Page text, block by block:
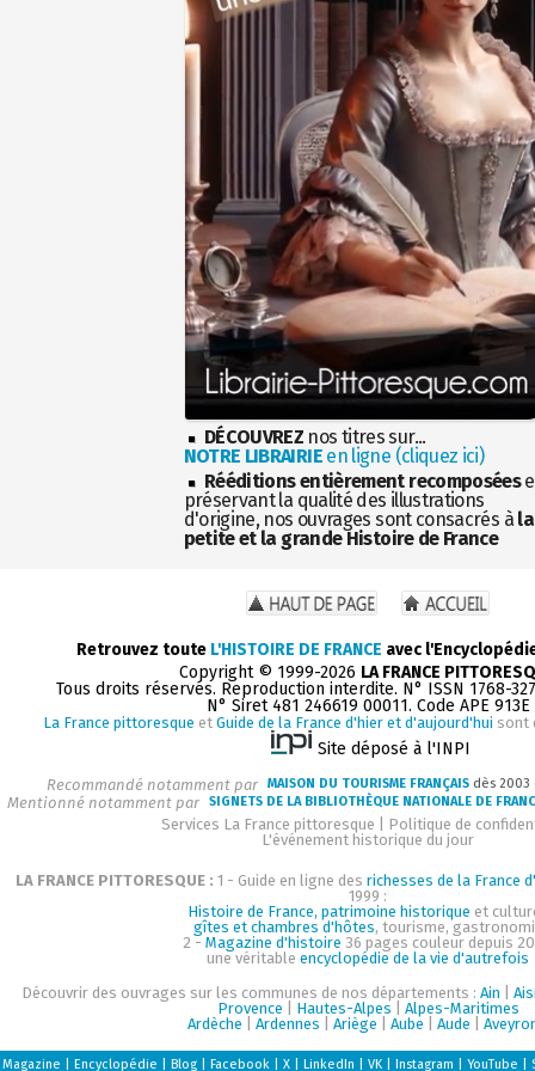
DÉCOUVREZ nos titres sur...
NOTRE LIBRAIRIEen ligne (cliquez ici)
Rééditions entièrement recomposées
préservant la qualité des illustrations
d'origine, nos ouvrages sont consacrés à la
petite et la grande Histoire de France
Retrouvez toute L'HISTOIRE DE FRANCE avec
Copyright © 1999-2026 LA FRANCE
Tous droits réservés. Reproduction interdite. N° ISSN 1768-
N° Siret 481 246619 00011. Code APE 913E
La France pittoresque et Guide de la France d'hier et d'aujourd'hui sont
Site déposé à l'INPI
Recommandé notamment par MAISON DU TOURISME FRANÇAIS dès
Mentionné notamment par SIGNETS DE LA BIBLIOTHÈQUE NATIONALE DE
Services La France pittoresque
Politique de
L'événement historique du jour
LA FRANCE PITTORESQUE : 1 - Guide en ligne des richesses de la France
1999 :
Histoire de France, patrimoine historique et
gîtes et chambres d'hôtes, tourisme,
2 - Magazine d'histoire 36 pages couleur depuis
une véritable encyclopédie de la vie d'autrefois
Découvrir des ouvrages sur les communes de nos départements : Ain
Provence
Hautes-Alpes
Alpes-Maritimes
Ardèche
Ardennes Ariège Aube Aude
Magazine Encyclopédie Blog| Facebook| X| LinkedIn VK| Instagram YouTube